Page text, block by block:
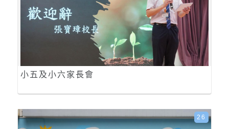
小五及小六家長會
26